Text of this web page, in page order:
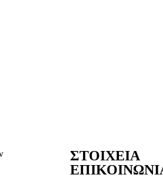
ΣΤΟΙΧΕΙΑ